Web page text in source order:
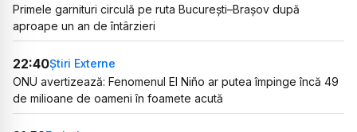
Primele garnituri circulă pe ruta București–Brașov după
aproape un an de întârzieri
22:40Știri Externe
ONU avertizează: Fenomenul El Niño ar putea împinge încă 49
de milioane de oameni în foamete acută